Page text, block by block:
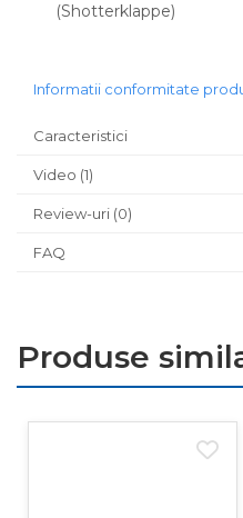
(Shotterklappe)
Informatii conformitate
Caracteristici
Video (1)
Review-uri (0)
FAQ
Produse